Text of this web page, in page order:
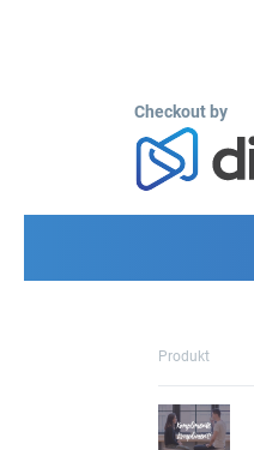
Checkout by
Produkt